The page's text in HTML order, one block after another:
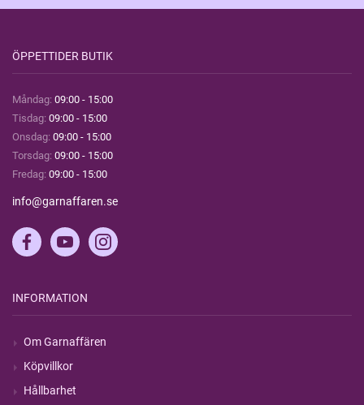
ÖPPETTIDER BUTIK
Måndag: 09:00 - 15:00
Tisdag: 09:00 - 15:00
Onsdag: 09:00 - 15:00
Torsdag: 09:00 - 15:00
Fredag: 09:00 - 15:00
info@garnaffaren.se
INFORMATION
Om Garnaffären
Köpvillkor
Hållbarhet